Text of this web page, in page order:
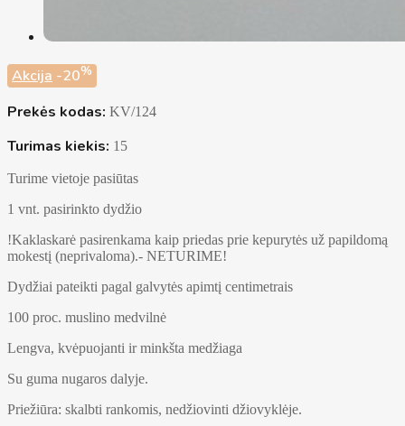
Akcija -20%
Prekės kodas: KV/124
Turimas kiekis: 15
Turime vietoje pasiūtas
1 vnt. pasirinkto dydžio
!Kaklaskarė pasirenkama kaip priedas prie kepurytės už papildomą
mokestį (neprivaloma).- NETURIME!
Dydžiai pateikti pagal galvytės apimtį centimetrais
100 proc. muslino medvilnė
Lengva, kvėpuojanti ir minkšta medžiaga
Su guma nugaros dalyje.
Priežiūra: skalbti rankomis, nedžiovinti džiovyklėje.